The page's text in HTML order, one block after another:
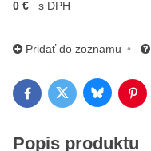
0 € s DPH
Pridať do zoznamu
FacebookTwitterBluesky
Popis produktu